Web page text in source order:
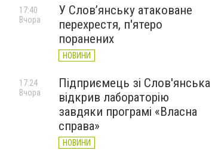
У Слов’янську атаковане
перехрестя, п'ятеро
поранених
НОВИНИ
17:40
Вчора
Підприємець зі Слов'янська
відкрив лабораторію
завдяки програмі «Власна
справа»
НОВИНИ
17:24
Вчора